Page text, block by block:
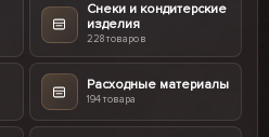
Снеки и кондитерские
изделия
228 товаров
Расходные материалы
194 товара